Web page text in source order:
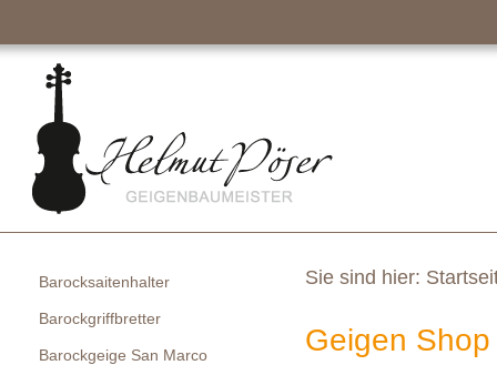
Sie sind hier:
Geigen Shop
Barocksaitenhalter
Barockgriffbretter
Barockgeige San Marco